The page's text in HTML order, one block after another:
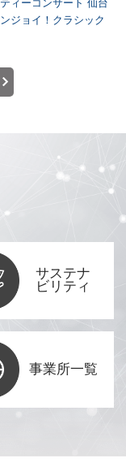
ィーコンサート 仙台
ジョイ！クラシック
サステナ
ビリティ
事業所一覧